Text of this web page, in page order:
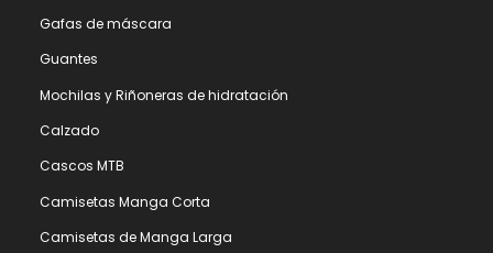
Gafas de máscara
Guantes
Mochilas y Riñoneras de hidratación
Calzado
Cascos MTB
Camisetas Manga Corta
Camisetas de Manga Larga